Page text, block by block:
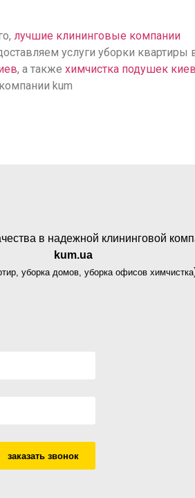
лучшие клининговые компании
услуги уборки квартиры
, а также химчистка подушек киев
kum
в надежной клининговой
kum.ua
уборка домов, уборка офисов химчистка
заказать звонок